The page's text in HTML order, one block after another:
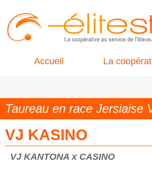
Accueil La
Taureau en race Jersiaise
VJ KASINO
VJ KANTONA x CASINO